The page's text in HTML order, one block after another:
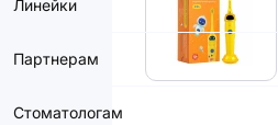
Линейки
Партнерам
Стоматологам